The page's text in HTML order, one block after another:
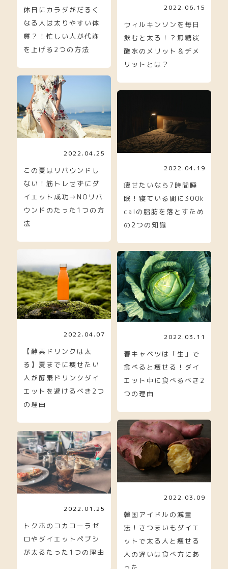
休日にカラダがだるく
なる人は太りやすい体
質？！忙しい人が代謝
を上げる2つの方法
2022.06.15
ウィルキンソンを毎日
飲むと太る！？無糖炭
酸水のメリット＆デメ
リットとは？
2022.04.25
この夏はリバウンドし
ない！筋トレせずにダ
イエット成功→NOリバ
ウンドのたった1つの方
法
2022.04.19
痩せたいなら7時間睡
眠！寝ている間に300k
calの脂肪を落とすため
の2つの知識
2022.04.07
【酵素ドリンクは太
る】夏までに痩せたい
人が酵素ドリンクダイ
エットを避けるべき2つ
の理由
2022.03.11
春キャベツは「生」で
食べると痩せる！ダイ
エット中に食べるべき2
つの理由
2022.03.09
韓国アイドルの減量
法！さつまいもダイエ
ットで太る人と痩せる
人の違いは食べ方にあ
2022.01.25
トクホのコカコーラゼ
ロやダイエットペプシ
が太るたった1つの理由